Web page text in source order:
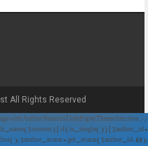
All Rights Reserved.
with Author Name in UrduPaper Theme function
{ if (is_single()) { $author_id =
$author_avatar = get_avatar($author_id, 48);